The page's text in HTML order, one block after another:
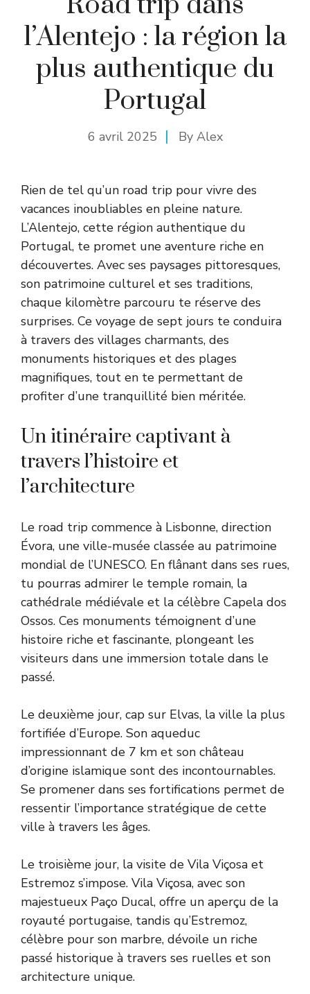
l’Alentejo : la région la
plus authentique du
Portugal
6 avril 2025 By Alex
Rien de tel qu’un road trip pour vivre des
vacances inoubliables en pleine nature.
L’Alentejo, cette région authentique du
Portugal, te promet une aventure riche en
découvertes. Avec ses paysages pittoresques,
son patrimoine culturel et ses traditions,
chaque kilomètre parcouru te réserve des
surprises. Ce voyage de sept jours te conduira
à travers des villages charmants, des
monuments historiques et des plages
magnifiques, tout en te permettant de
profiter d’une tranquillité bien méritée.
Un itinéraire captivant à
travers l’histoire et
l’architecture
Le road trip commence à Lisbonne, direction
Évora, une ville-musée classée au patrimoine
mondial de l’UNESCO. En flânant dans ses rues,
tu pourras admirer le temple romain, la
cathédrale médiévale et la célèbre Capela dos
Ossos. Ces monuments témoignent d’une
histoire riche et fascinante, plongeant les
visiteurs dans une immersion totale dans le
passé.
Le deuxième jour, cap sur Elvas, la ville la plus
fortifiée d’Europe. Son aqueduc
impressionnant de 7 km et son château
d’origine islamique sont des incontournables.
Se promener dans ses fortifications permet de
ressentir l’importance stratégique de cette
ville à travers les âges.
Le troisième jour, la visite de Vila Viçosa et
Estremoz s’impose. Vila Viçosa, avec son
majestueux Paço Ducal, offre un aperçu de la
royauté portugaise, tandis qu’Estremoz,
célèbre pour son marbre, dévoile un riche
passé historique à travers ses ruelles et son
architecture unique.